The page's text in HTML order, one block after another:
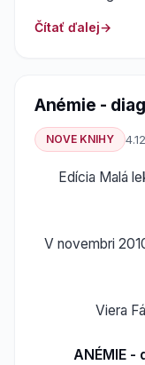
Čítať ďalej
Anémie -
NOVE KNIHY
Edícia Malá
V novembri
Viera
ANÉMIE -